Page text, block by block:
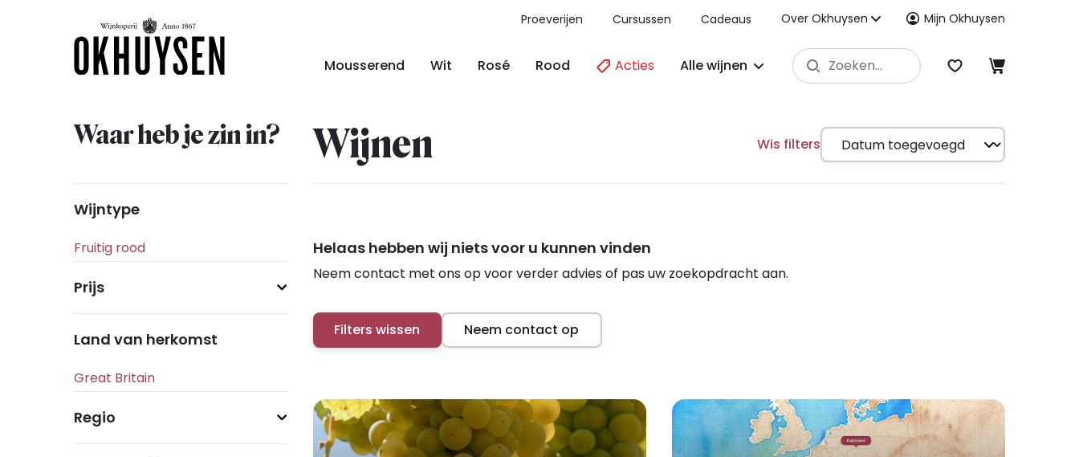
Proeverijen Cursussen Cadeaus Over Okhuysen Mijn Okhuysen
Mousserend Wit Rosé Rood Acties Alle wijnen
Waar heb je zin in? Wijnen Wis filters
Wijntype
Prijs
Land van herkomst
Regio
Helaas hebben wij niets voor u kunnen vinden
Neem contact met ons op voor verder advies of pas uw zoekopdracht aan.
Filters wissen Neem contact op